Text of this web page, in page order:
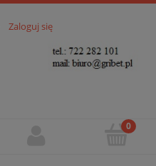
Zaloguj się